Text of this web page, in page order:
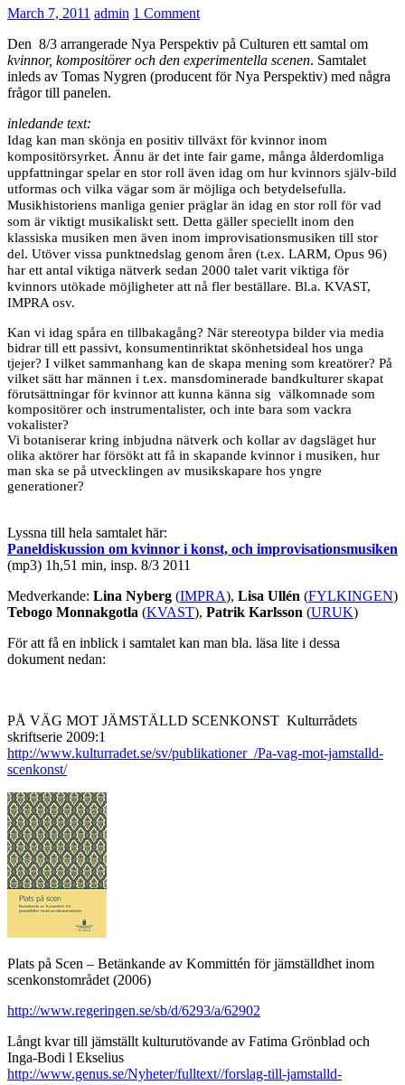
March 7, 2011 admin 1 Comment
Den 8/3 arrangerade Nya Perspektiv på Culturen ett samtal om
kvinnor, kompositörer och den experimentella scenen. Samtalet
inleds av Tomas Nygren (producent för Nya Perspektiv) med några
frågor till panelen.
inledande text:
Idag kan man skönja en positiv tillväxt för kvinnor inom
kompositörsyrket. Ännu är det inte fair game, många ålderdomliga
uppfattningar spelar en stor roll även idag om hur kvinnors själv-bild
utformas och vilka vägar som är möjliga och betydelsefulla.
Musikhistoriens manliga genier präglar än idag en stor roll för vad
som är viktigt musikaliskt sett. Detta gäller speciellt inom den
klassiska musiken men även inom improvisationsmusiken till stor
del. Utöver vissa punktnedslag genom åren (t.ex. LARM, Opus 96)
har ett antal viktiga nätverk sedan 2000 talet varit viktiga för
kvinnors utökade möjligheter att nå fler beställare. Bl.a. KVAST,
IMPRAosv.
Kan vi idag spåra en tillbakagång? När stereotypa bilder via media
bidrar till ett passivt, konsumentinriktat skönhetsideal hos unga
tjejer? I vilket sammanhang kan de skapa mening som kreatörer? På
vilket sätt har männen i t.ex. mansdominerade bandkulturer skapat
förutsättningar för kvinnor att kunna känna sig välkomnade som
kompositörer och instrumentalister, och inte bara som vackra
vokalister?
Vi botaniserar kring inbjudna nätverk och kollar av dagsläget hur
olika aktörer har försökt att få in skapande kvinnor i musiken, hur
man ska se på utvecklingen av musikskapare hos yngre
generationer?
Lyssna till hela samtalet här:
Paneldiskussion om kvinnor i konst, och improvisationsmusiken
(mp3) 1h,51 min, insp. 8/3 2011
Medverkande: Lina Nyberg (IMPRA), Lisa Ullén (FYLKINGEN)
Tebogo Monnakgotla (KVAST), Patrik Karlsson (URUK)
För att få en inblick i samtalet kan man bla. läsa lite i dessa
dokument nedan:
PÅ VÄG MOT JÄMSTÄLLD SCENKONST Kulturrådets
skriftserie 2009:1
http://www.kulturradet.se/sv/publikationer_/Pa-vag-mot-jamstalld-
scenkonst/
Plats på Scen – Betänkande av Kommittén för jämställdhet inom
scenkonstområdet (2006)
http://www.regeringen.se/sb/d/6293/a/62902
Långt kvar till jämställt kulturutövande av Fatima Grönblad och
Inga-Bodi l Ekselius
http://www.genus.se/Nyheter/fulltext//forslag-till-jamstalld-